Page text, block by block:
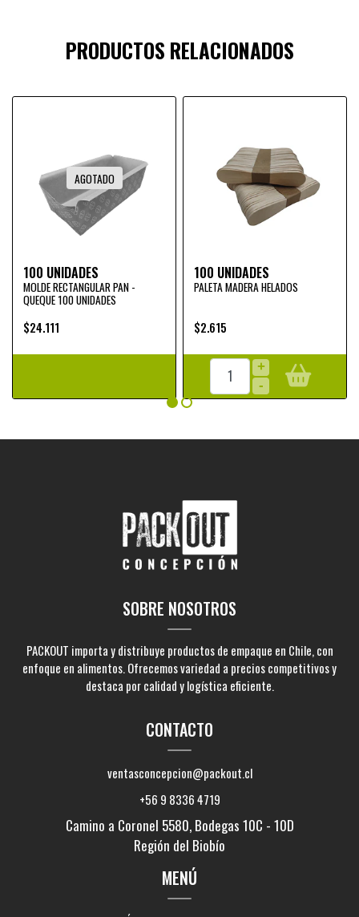
PRODUCTOS RELACIONADOS
AGOTADO
100 UNIDADES
MOLDE RECTANGULAR PAN -
QUEQUE 100 UNIDADES
$24.111
100 UNIDADES
PALETA MADERA HELADOS
$2.615
+
-
SOBRE NOSOTROS
PACKOUT importa y distribuye productos de empaque en Chile, con
enfoque en alimentos. Ofrecemos variedad a precios competitivos y
destaca por calidad y logística eficiente.
CONTACTO
ventasconcepcion@packout.cl
+56 9 8336 4719
Camino a Coronel 5580, Bodegas 10C - 10D
Región del Biobío
MENÚ